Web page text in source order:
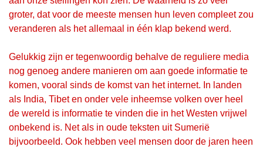
groter, dat voor de meeste mensen hun leven compleet zou
veranderen als het allemaal in één klap bekend werd.
Gelukkig zijn er tegenwoordig behalve de reguliere media
nog genoeg andere manieren om aan goede informatie te
komen, vooral sinds de komst van het internet. In landen
als India, Tibet en onder vele inheemse volken over heel
de wereld is informatie te vinden die in het Westen vrijwel
onbekend is. Net als in oude teksten uit Sumerië
bijvoorbeeld. Ook hebben veel mensen door de jaren heen